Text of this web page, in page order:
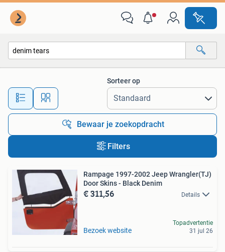
Alle afstanden…
Sorteer op
Bewaar je zoekopdracht
Filters
Rampage 1997-2002 Jeep Wrangler(TJ)
Door Skins - Black Denim
€ 311,56 Details
Bezoek website
Topadvertentie
31 jul 26